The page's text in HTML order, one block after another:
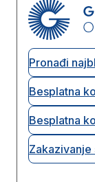
Pronađi
Besplatna
Besplatna